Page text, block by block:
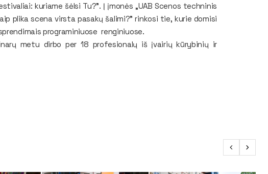
kuriame šėlsi Tu?”. Į įmonės „UAB Scenos techninis
plika scena virsta pasakų šalimi?” rinkosi tie, kurie domisi
programiniuose renginiuose.
metu dirbo per 18 profesionalų iš įvairių kūrybinių ir